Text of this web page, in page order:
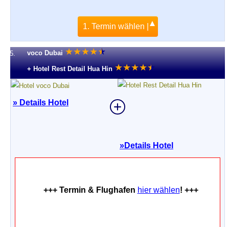
1. Termin wählen |
5. voco Dubai ★★★★★
★
+ Hotel Rest Detail Hua Hin ★★★★★
★
» Details Hotel
»Details Hotel
+++ Termin & Flughafen hier wählen! +++